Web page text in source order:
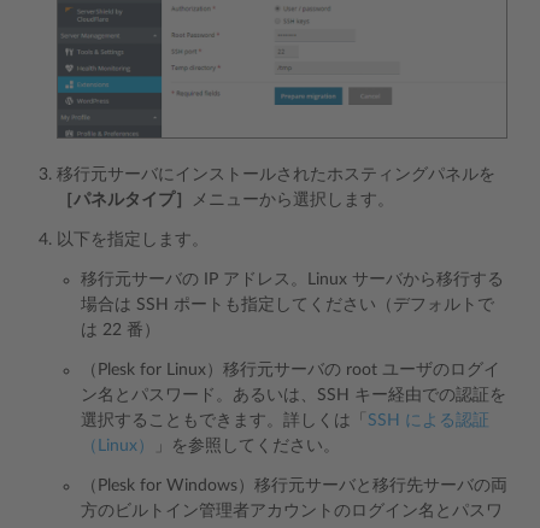
移行元サーバにインストールされたホスティングパネルを
［パネルタイプ］
メニューから選択します。
以下を指定します。
移行元サーバの IP アドレス。Linux サーバから移行する
場合は SSH ポートも指定してください（デフォルトで
は 22 番）
（Plesk for Linux）移行元サーバの root ユーザのログイ
ン名とパスワード。あるいは、SSH キー経由での認証を
選択することもできます。詳しくは「 SSH による認証
（Linux）
」を参照してください。
（Plesk for Windows）移行元サーバと移行先サーバの両
方のビルトイン管理者アカウントのログイン名とパスワ